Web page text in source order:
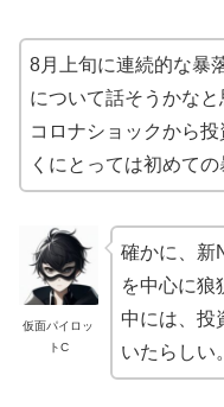
8月上旬に連続的な暴
について話そうかなと
コロナショックから
くにとっては初めて
仮面パイロッ
トC
確かに、新
を中心に狼
中には、投
いたらしい。